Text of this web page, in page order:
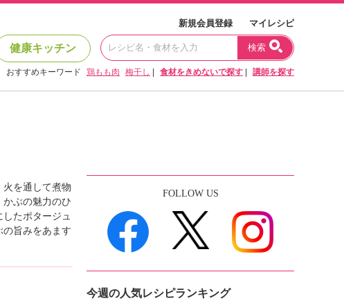
新規会員登録 マイレシピ
健康キッチン 検索
おすすめキーワード 鶏もも肉 梅干し 食材をきめないで探す 講師を探す
を通して煮物
ぶの魅力のひ
たポタージュ
旨みをあます
FOLLOW US
今週の人気レシピランキング